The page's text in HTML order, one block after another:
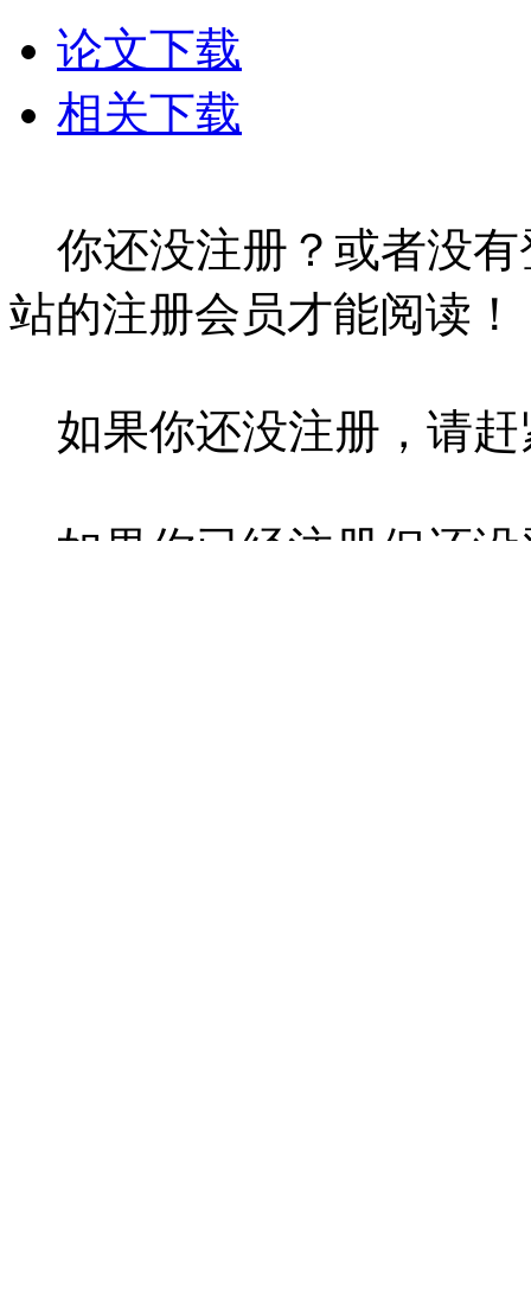
论文下载
相关下载
你还没注册？或者没有
站的注册会员才能阅读！
如果你还没注册，请赶
如果你已经注册但还没